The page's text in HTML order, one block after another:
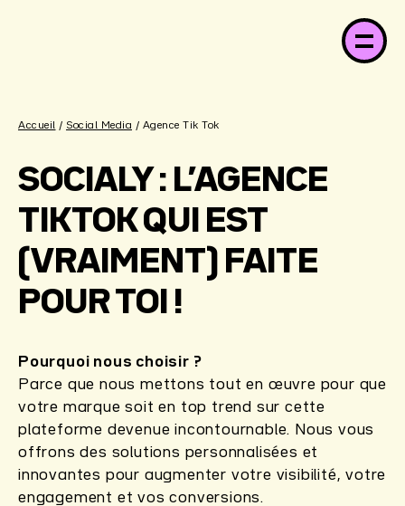
Accueil / Social Media / Agence Tik Tok
SOCIALY : L’AGENCE
TIKTOK QUI EST
(VRAIMENT) FAITE
POUR TOI !
Pourquoi nous choisir ?
Parce que nous mettons tout en œuvre pour que
votre marque soit en top trend sur cette
plateforme devenue incontournable. Nous vous
offrons des solutions personnalisées et
innovantes pour augmenter votre visibilité, votre
engagement et vos conversions.